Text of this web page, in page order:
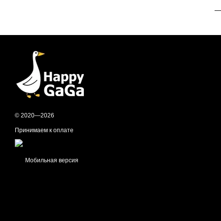
—
© 2020—2026
Принимаем к оплате
Мобильная версия